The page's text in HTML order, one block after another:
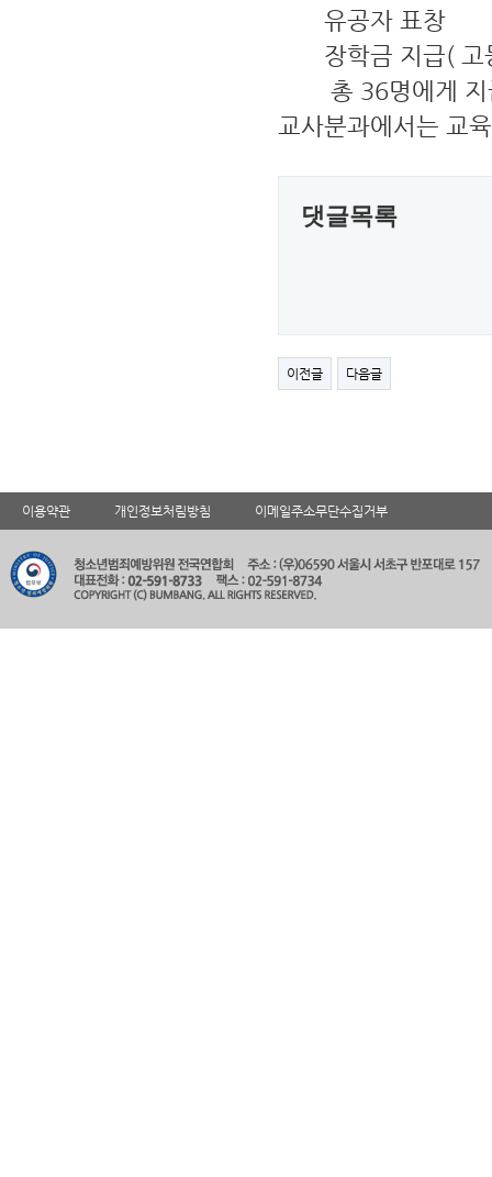
유공자 표창
장학금 지급( 고
총 36명에게 지
교사분과에서는 교
댓글목록
이전글 다음글
이용약관 개인정보처림방침 이메일주소무단수집거부